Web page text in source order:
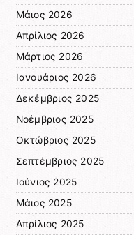
Μάιος 2026
Απρίλιος 2026
Μάρτιος 2026
Ιανουάριος 2026
Δεκέμβριος 2025
Νοέμβριος 2025
Οκτώβριος 2025
Σεπτέμβριος 2025
Ιούνιος 2025
Μάιος 2025
Απρίλιος 2025